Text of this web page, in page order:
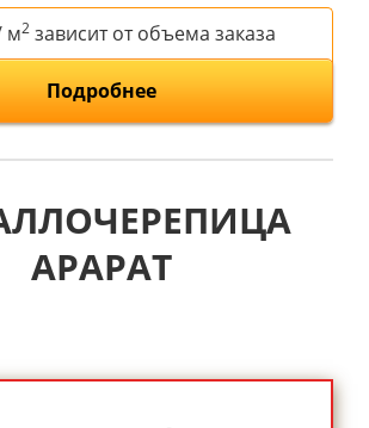
м2 зависит от объема заказа
Подробнее
АРАРАТ